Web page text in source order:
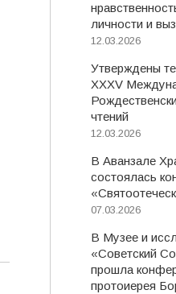
личности и
12.03.2026
Утверждены
XXXV
чтений
12.03.2026
В Аванзале
состоялась
07.03.2026
В Музее и
«Советский
прошла
протоиерея